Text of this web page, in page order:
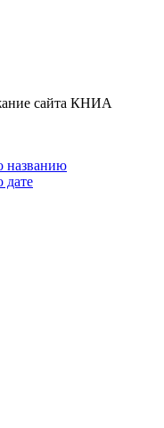
сайта КНИА
названию
дате